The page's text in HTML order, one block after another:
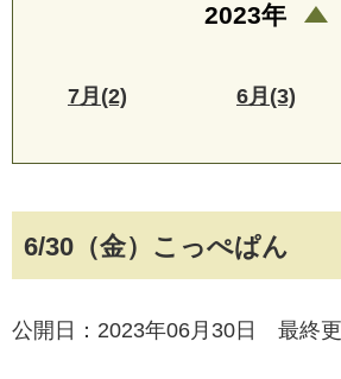
6/30（金）こっぺぱん
公開日：2023年06月30日 最終
2023年
7月(2) 6月(3)